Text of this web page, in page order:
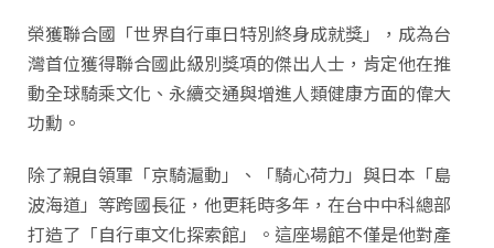
榮獲聯合國「世界自行車日特別終身成就獎」，成為台
灣首位獲得聯合國此級別獎項的傑出人士，肯定他在推
動全球騎乘文化、永續交通與增進人類健康方面的偉大
功勳。
除了親自領軍「京騎滬動」、「騎心荷力」與日本「島
波海道」等跨國長征，他更耗時多年，在台中中科總部
打造了「自行車文化探索館」。這座場館不僅是他對產